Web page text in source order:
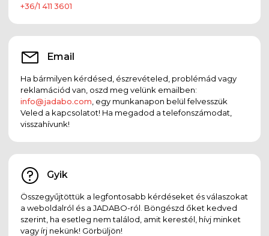
+36/1 411 3601
Email
Ha bármilyen kérdésed, észrevételed, problémád vagy
reklamációd van, oszd meg velünk emailben:
info@jadabo.com , egy munkanapon belül felvesszük
Veled a kapcsolatot! Ha megadod a telefonszámodat,
visszahívunk!
Gyik
Összegyűjtöttük a legfontosabb kérdéseket és válaszokat
a weboldalról és a JADABO-ról. Böngészd őket kedved
szerint, ha esetleg nem találod, amit kerestél, hívj minket
vagy írj nekünk! Görbüljön!